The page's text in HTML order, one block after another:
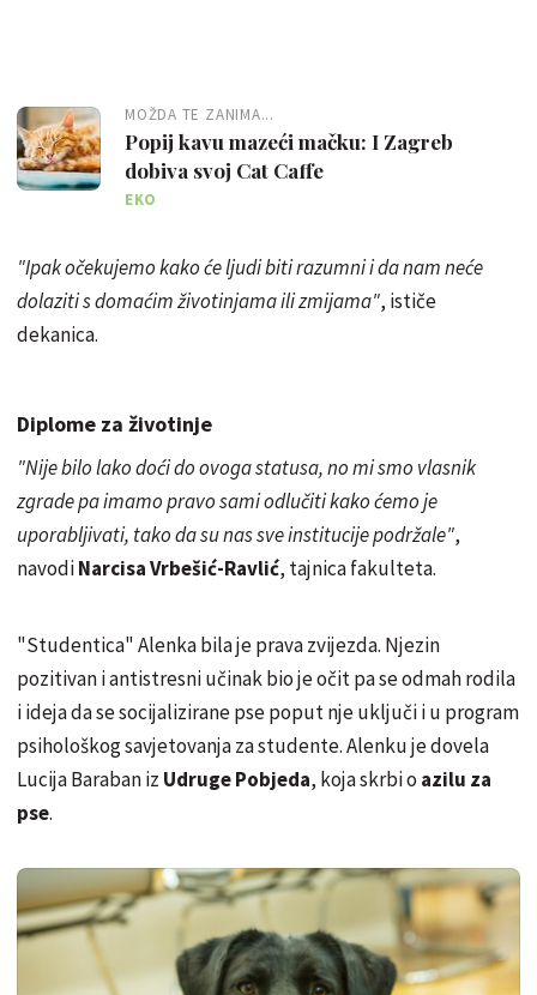
MOŽDA TE ZANIMA...
Popij kavu mazeći mačku: I Zagreb
dobiva svoj Cat Caffe
EKO
"Ipak očekujemo kako će ljudi biti razumni i da nam neće
dolaziti s domaćim životinjama ili zmijama", ističe
dekanica.
Diplome za životinje
"Nije bilo lako doći do ovoga statusa, no mi smo vlasnik
zgrade pa imamo pravo sami odlučiti kako ćemo je
uporabljivati, tako da su nas sve institucije podržale",
navodiNarcisa Vrbešić-Ravlić, tajnica fakulteta.
"Studentica" Alenka bila je prava zvijezda. Njezin
pozitivan i antistresni učinak bio je očit pa se odmah rodila
i ideja da se socijalizirane pse poput nje uključi i u program
psihološkog savjetovanja za studente. Alenku je dovela
Lucija Baraban iz Udruge Pobjeda, koja skrbi o azilu za
pse.